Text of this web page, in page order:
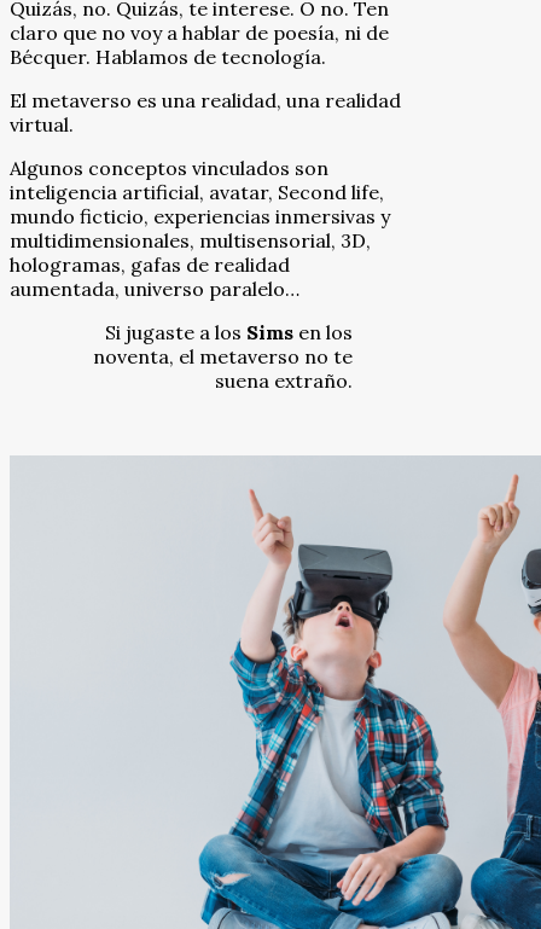
Quizás, no. Quizás, te interese. O no. Ten
claro que no voy a hablar de poesía, ni de
Bécquer. Hablamos de tecnología.
El metaverso es una realidad, una realidad
virtual.
Algunos conceptos vinculados son
inteligencia artificial, avatar, Second life,
mundo ficticio, experiencias inmersivas y
multidimensionales, multisensorial, 3D,
hologramas, gafas de realidad
aumentada, universo paralelo…
Si jugaste a los Sims en los
noventa, el metaverso no te
suena extraño.